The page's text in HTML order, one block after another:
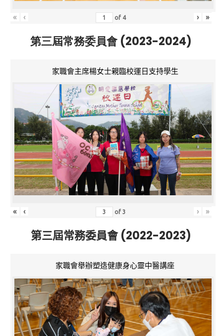
« ‹ of 4 › »
第三屆常務委員會 (2023-2024)
家職會主席楊女士親臨校運日支持學生
« ‹ of3 › »
第三屆常務委員會 (2022-2023)
家職會舉辦塑造健康身心靈中醫講座